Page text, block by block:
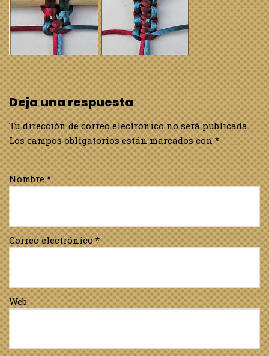
Deja una respuesta
Tu dirección de correo electrónico no será publicada.
Los campos obligatorios están marcados con*
Nombre*
Correo electrónico*
Web